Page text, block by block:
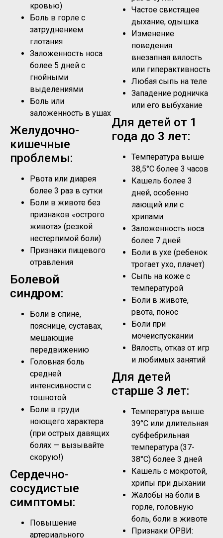
кровью)
Боль в горле с
затруднением
глотания
Заложенность носа
более 5 дней с
гнойными
выделениями
Боль или
заложенность в ушах
Желудочно-
кишечные
проблемы:
Рвота или диарея
более 3 раз в сутки
Боли в животе без
признаков «острого
живота» (резкой
нестерпимой боли)
Признаки пищевого
отравления
Болевой
синдром:
Боли в спине,
пояснице, суставах,
мешающие
передвижению
Головная боль
средней
интенсивности с
тошнотой
Боли в груди
ноющего характера
(при острых давящих
болях — вызывайте
скорую!)
Сердечно-
сосудистые
симптомы:
Повышение
артериального
Частое свистящее
дыхание, одышка
Изменение
поведения:
внезапная вялость
или гиперактивность
Любая сыпь на теле
Западение родничка
или его выбухание
Для детей от 1
года до 3 лет:
Температура выше
38,5°C более 3 часов
Кашель более 3
дней, особенно
лающий или с
хрипами
Заложенность носа
более 7 дней
Боли в ухе (ребенок
трогает ухо, плачет)
Сыпь на коже с
температурой
Боли в животе,
рвота, понос
Боли при
мочеиспускании
Вялость, отказ от игр
и любимых занятий
Для детей
старше 3 лет:
Температура выше
39°C или длительная
субфебрильная
температура (37-
38°C) более 3 дней
Кашель с мокротой,
хрипы при дыхании
Жалобы на боли в
горле, головную
боль, боли в животе
Признаки ОРВИ: